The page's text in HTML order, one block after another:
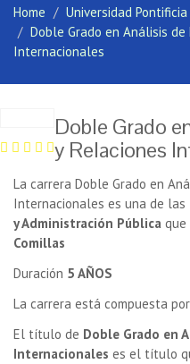
Home
Universidad
Doble Grado en Análisis de
Internacionales
Doble Grado
y Relaciones
La carrera Doble Grado en
Internacionales es una de las
y Administración Pública
Comillas
Duración 5 AÑOS
La carrera está compuesta por
El título de Doble Grado en
Internacionales es el título